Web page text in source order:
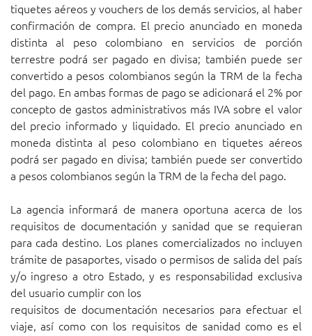
tiquetes aéreos y vouchers de los demás servicios, al haber
confirmación de compra. El precio anunciado en moneda
distinta al peso colombiano en servicios de porción
terrestre podrá ser pagado en divisa; también puede ser
convertido a pesos colombianos según la TRM de la fecha
del pago. En ambas formas de pago se adicionará el 2% por
concepto de gastos administrativos más IVA sobre el valor
del precio informado y liquidado. El precio anunciado en
moneda distinta al peso colombiano en tiquetes aéreos
podrá ser pagado en divisa; también puede ser convertido
a pesos colombianos según la TRM de la fecha del pago.
La agencia informará de manera oportuna acerca de los
requisitos de documentación y sanidad que se requieran
para cada destino. Los planes comercializados no incluyen
trámite de pasaportes, visado o permisos de salida del país
y/o ingreso a otro Estado, y es responsabilidad exclusiva
del usuario cumplir con los
requisitos de documentación necesarios para efectuar el
viaje, así como con los requisitos de sanidad como es el